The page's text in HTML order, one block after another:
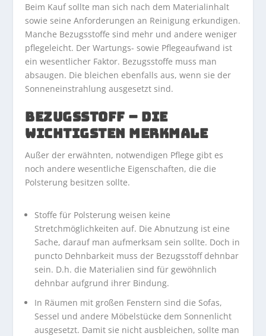
Beim Kauf sollte man sich nach dem Materialinhalt
sowie seine Anforderungen an Reinigung erkundigen.
Manche Bezugsstoffe sind mehr und andere weniger
pflegeleicht. Der Wartungs- sowie Pflegeaufwand ist
ein wesentlicher Faktor. Bezugsstoffe muss man
absaugen. Die bleichen ebenfalls aus, wenn sie der
Sonneneinstrahlung ausgesetzt sind.
BEZUGSSTOFF – DIE
WICHTIGSTEN MERKMALE
Außer der erwähnten, notwendigen Pflege gibt es
noch andere wesentliche Eigenschaften, die die
Polsterung besitzen sollte.
Stoffe für Polsterung weisen keine
Stretchmöglichkeiten auf. Die Abnutzung ist eine
Sache, darauf man aufmerksam sein sollte. Doch in
puncto Dehnbarkeit muss der Bezugsstoff dehnbar
sein. D.h. die Materialien sind für gewöhnlich
dehnbar aufgrund ihrer Bindung.
In Räumen mit großen Fenstern sind die Sofas,
Sessel und andere Möbelstücke dem Sonnenlicht
ausgesetzt. Damit sie nicht ausbleichen, sollte man